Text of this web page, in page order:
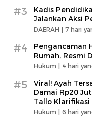
#3
Kadis
Jalankan Aksi
DAERAH | 7 hari
#4
Pengancaman
Rumah, Resmi
Hukum | 4 hari
#5
Viral! Ayah
Damai Rp20
Tallo Klarifikasi
Hukum | 6 hari